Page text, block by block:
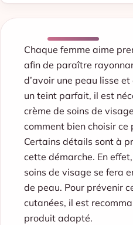
Chaque femme aime
afin de paraître
d’avoir une peau lisse
un teint parfait, il est
crème de soins de
comment bien choisir ce
Certains détails sont à
cette démarche. En
soins de visage se fera
de peau. Pour prévenir
cutanées, il est
produit adapté.